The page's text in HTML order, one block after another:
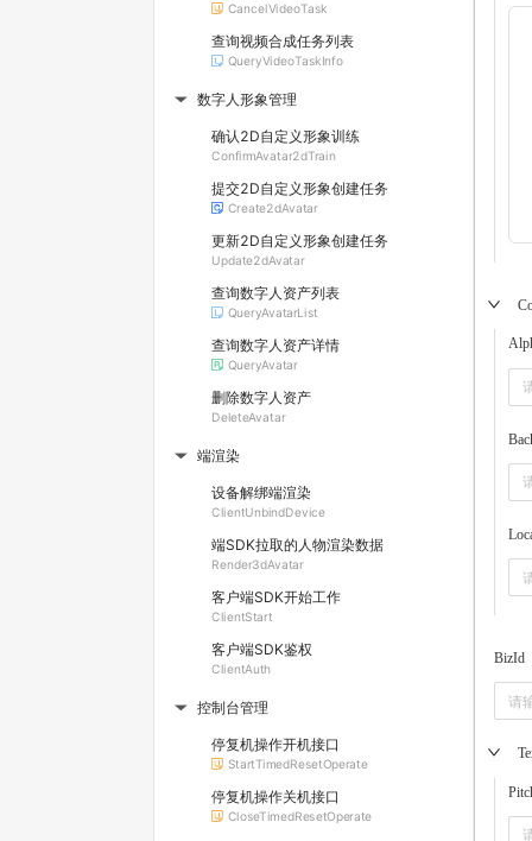
CancelVideoTask
查询视频合成任务列表
QueryVideoTaskInfo
▶ 数字人形象管理
确认2D自定义形象训练
ConfirmAvatar2dTrain
提交2D自定义形象创建任务
Create2dAvatar
更新2D自定义形象创建任务
Update2dAvatar
查询数字人资产列表
QueryAvatarList
查询数字人资产详情
QueryAvatar
删除数字人资产
DeleteAvatar
▶ 端渲染
设备解绑端渲染
ClientUnbindDevice
端SDK拉取的人物渲染数据
Render3dAvatar
客户端SDK开始工作
ClientStart
客户端SDK鉴权
ClientAuth
▶ 控制台管理
停复机操作开机接口
StartTimedResetOperate
停复机操作关机接口
CloseTimedResetOperate
BizId